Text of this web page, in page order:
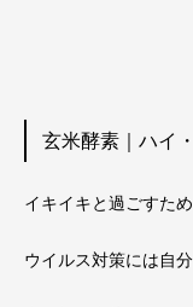
玄米酵素｜ハイ
イキイキと過ごすた
ウイルス対策には自